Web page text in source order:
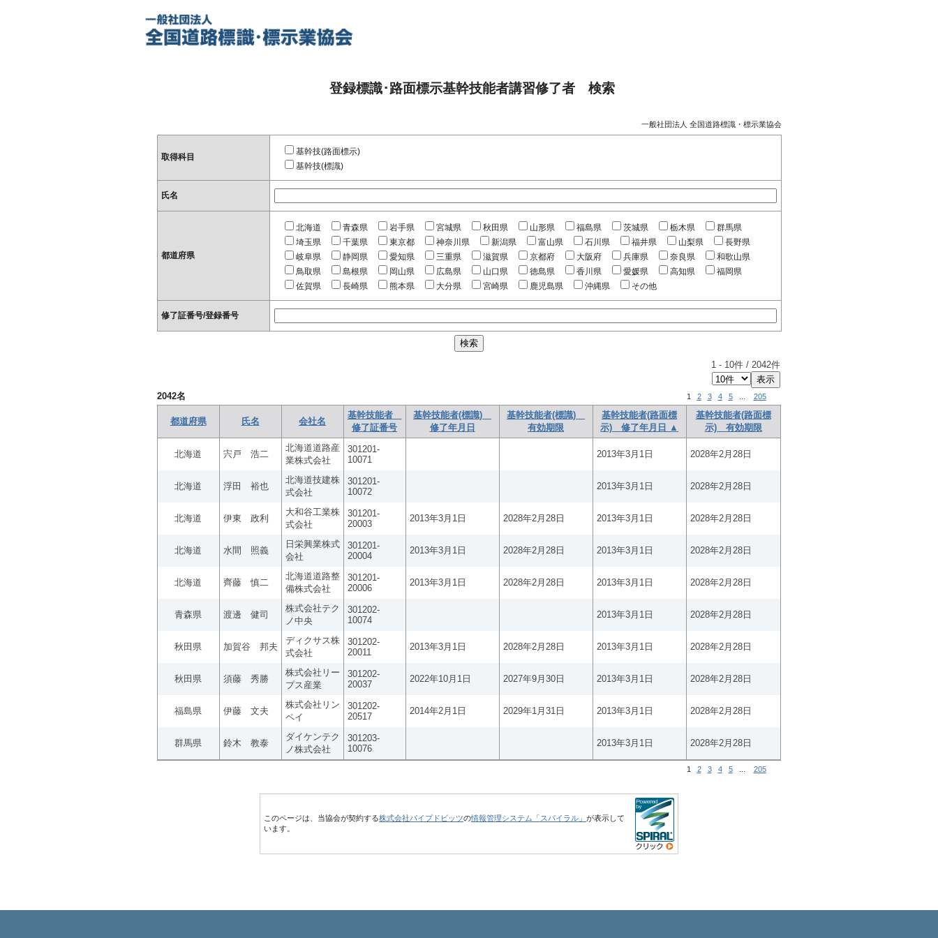
登録標識･路面標示基幹技能者講習修了者 検索
一般社団法人 全国道路標識・標示業協会
取得科目
基幹技(路面標示)
基幹技(標識)
氏名
都道府県
北海道 青森県 岩手県 宮城県 秋田県 山形県 福島県 茨城県 栃木県
群馬県
埼玉県
千葉県 東京都 神奈川県 新潟県 富山県 石川県 福井県 山梨県
長野県
岐阜県
静岡県 愛知県 三重県 滋賀県 京都府 大阪府 兵庫県 奈良県
和歌山県
鳥取県
島根県 岡山県 広島県 山口県 徳島県 香川県 愛媛県 高知県
福岡県
佐賀県
長崎県 熊本県 大分県 宮崎県 鹿児島県 沖縄県 その他
修了証番号/登録番号
1- 10件 / 2042件
2042名 1 2 3 4 5 205
都道府県 氏名 会社名
基幹技能者
修了証番号
基幹技能者(標識)
修了年月日
基幹技能者(標識)
有効期限
基幹技能者(路面標
示) 修了年月日 ▲
基幹技能者(路面標
示) 有効期限
北海道 宍戸 浩二
北海道道路産
業株式会社
301201-
10071
2013年3月1日 2028年2月28日
北海道 浮田 裕也
北海道技建株
式会社
301201-
10072
2013年3月1日 2028年2月28日
北海道 伊東 政利
大和谷工業株
式会社
301201-
20003
2013年3月1日 2028年2月28日 2013年3月1日 2028年2月28日
北海道 水間 照義
日栄興業株式
会社
301201-
20004
2013年3月1日 2028年2月28日 2013年3月1日 2028年2月28日
北海道 齊藤 慎二
北海道道路整
備株式会社
301201-
20006
2013年3月1日 2028年2月28日 2013年3月1日 2028年2月28日
青森県 渡邊 健司
株式会社テク
ノ中央
301202-
10074
2013年3月1日 2028年2月28日
秋田県 加賀谷 邦夫
ディクサス株
式会社
301202-
20011
2013年3月1日 2028年2月28日 2013年3月1日 2028年2月28日
秋田県 須藤 秀勝
株式会社リー
プス産業
301202-
20037
2022年10月1日 2027年9月30日 2013年3月1日 2028年2月28日
福島県 伊藤 文夫
株式会社リン
ペイ
301202-
20517
2014年2月1日 2029年1月31日 2013年3月1日 2028年2月28日
群馬県 鈴木 教泰
ダイケンテク
ノ株式会社
301203-
10076
2013年3月1日 2028年2月28日
1 2 3 4 5 205
このページは、当協会が契約する株式会社パイプドビッツの情報管理システム「スパイラル」 が表示して
います。